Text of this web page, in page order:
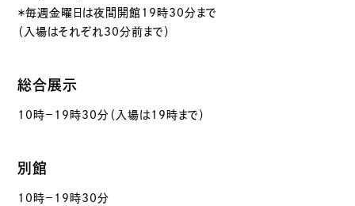
＊毎週金曜日は夜間開館19時30分まで
（入場はそれぞれ30分前まで）
総合展示
10時－19時30分（入場は19時まで）
別館
10時－19時30分